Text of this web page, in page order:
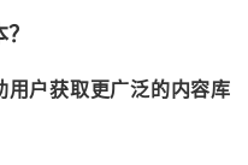
户获取更广泛的内容库